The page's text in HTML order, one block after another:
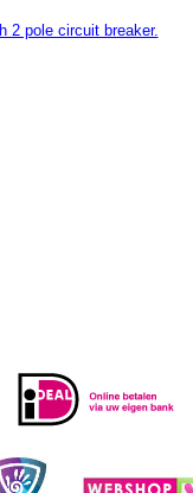
2 pole circuit breaker.